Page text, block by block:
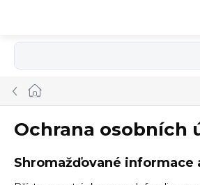
Domů
Ochrana osobních
Shromažďované